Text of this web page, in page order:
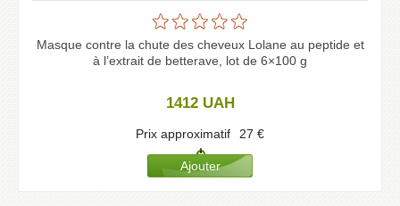
Masque contre la chute des cheveux Lolane au peptide et
à l’extrait de betterave, lot de 6×100 g
1412 UAH
Prix approximatif 27 €